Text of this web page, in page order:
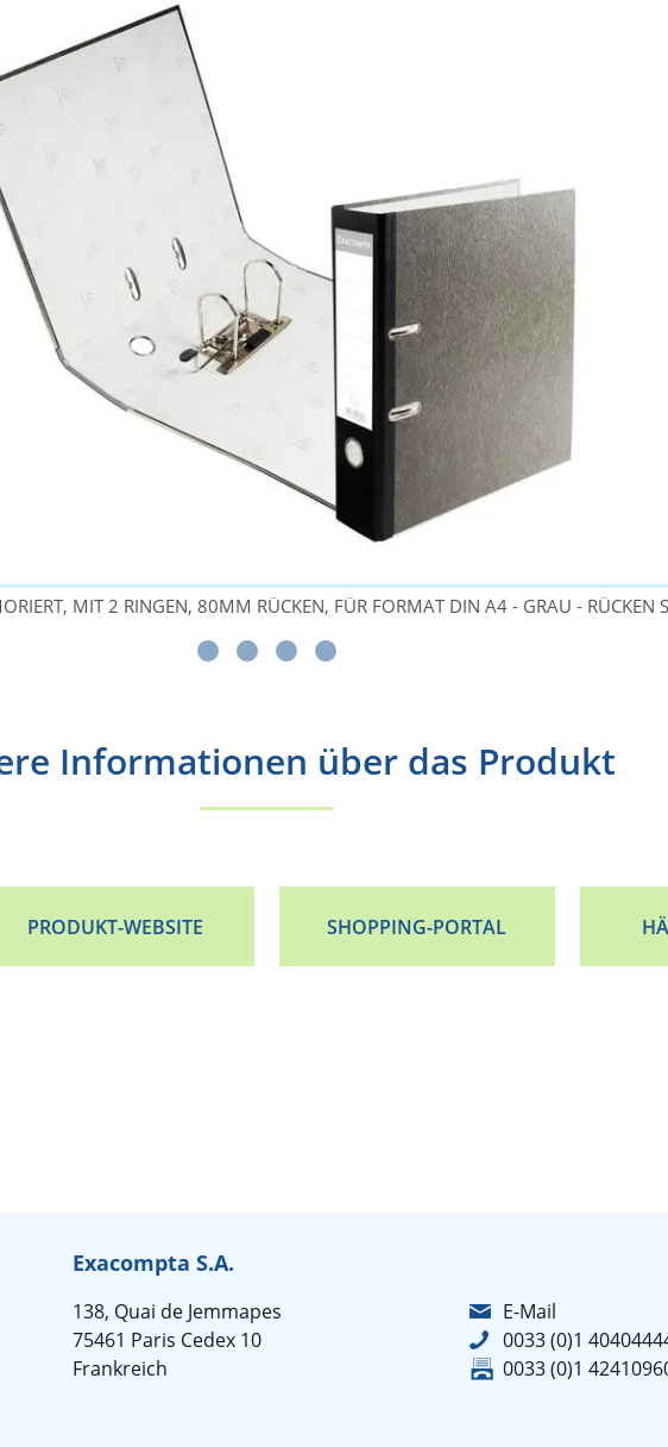
MIT 2 RINGEN, 80MM RÜCKEN, FÜR FORMAT DIN A4 - GRAU - RÜCKEN
Informationen über das Produkt
PRODUKT-WEBSITE SHOPPING-PORTAL
Exacompta S.A.
138, Quai de Jemmapes
75461 Paris Cedex 10
Frankreich
E-Mail
0033 (0)1
0033 (0)1